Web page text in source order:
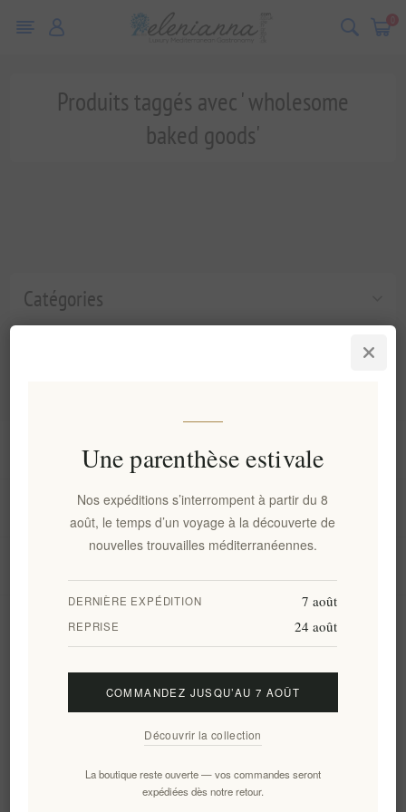
0
Catégories
Produits taggés avec ' wholesome
baked goods'
Information
Mon compte
S'abonner Se désinscrire
Une parenthèse estivale
Nos expéditions s’interrompent à partir du 8
août, le temps d’un voyage à la découverte de
nouvelles trouvailles méditerranéennes.
DERNIÈRE EXPÉDITION 7 août
REPRISE 24 août
COMMANDEZ JUSQU’AU 7 AOÛT
Découvrir la collection
La boutique reste ouverte — vos commandes seront
expédiées dès notre retour.